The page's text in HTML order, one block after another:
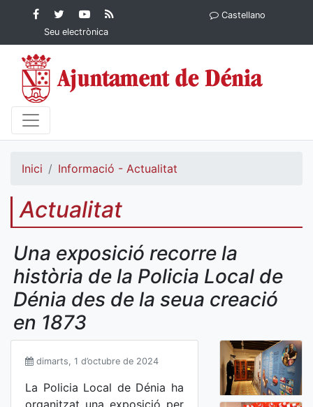
Contingut principalFacebook
Ajuntament de Dénia
Twitter
Ajuntament de
Dénia
YouTube
Ajuntament
de Dénia
Ajuntament
Seu electrònica
Castellano
Inici Informació - Actualitat
Actualitat
Una exposició recorre la
història de la Policia Local de
Dénia des de la seua creació
en 1873
dimarts, 1 d’octubre de 2024
La Policia Local de Dénia ha
organitzat una exposició per